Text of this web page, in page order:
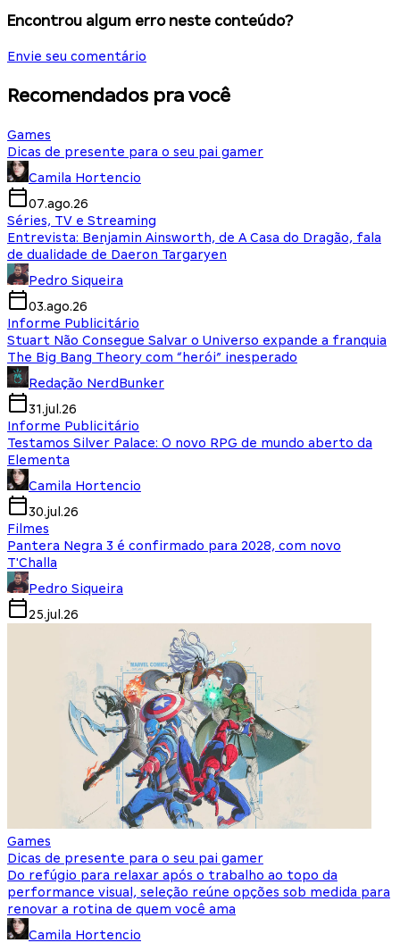
Encontrou algum erro neste conteúdo?
Envie seu comentário
Recomendados pra você
Games
Dicas de presente para o seu pai gamer
Camila Hortencio
07.ago.26
Séries, TV e Streaming
Entrevista: Benjamin Ainsworth, de A Casa do Dragão, fala
de dualidade de Daeron Targaryen
Pedro Siqueira
03.ago.26
Informe Publicitário
Stuart Não Consegue Salvar o Universo expande a franquia
The Big Bang Theory com “herói” inesperado
Redação NerdBunker
31.jul.26
Informe Publicitário
Testamos Silver Palace: O novo RPG de mundo aberto da
Elementa
Camila Hortencio
30.jul.26
Filmes
Pantera Negra 3 é confirmado para 2028, com novo
T'Challa
Pedro Siqueira
25.jul.26
Games
Dicas de presente para o seu pai gamer
Do refúgio para relaxar após o trabalho ao topo da
performance visual, seleção reúne opções sob medida para
renovar a rotina de quem você ama
Camila Hortencio